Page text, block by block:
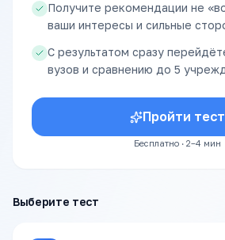
Получите рекомендации не
ваши интересы и сильные
С результатом сразу
вузов и сравнению до 5
Пройти тест
Бесплатно · 2–4 мин
Выберите тест